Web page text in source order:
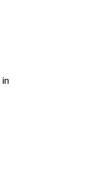
in